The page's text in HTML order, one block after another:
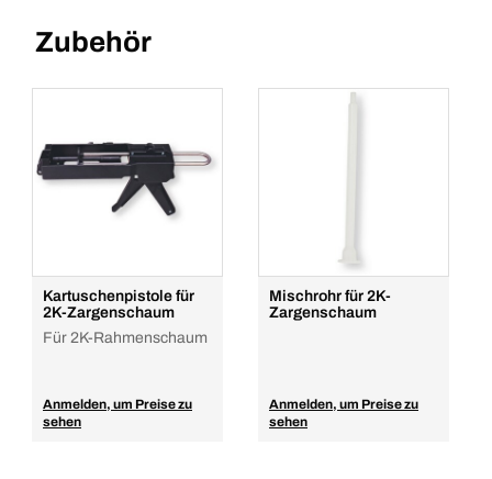
Zubehör
Kartuschenpistole für
2K-Zargenschaum
Für 2K-Rahmenschaum
Anmelden, um Preise zu
sehen
Mischrohr für 2K-
Zargenschaum
Anmelden, um Preise zu
sehen